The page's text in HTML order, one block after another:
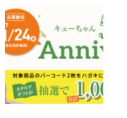
ャンペーン